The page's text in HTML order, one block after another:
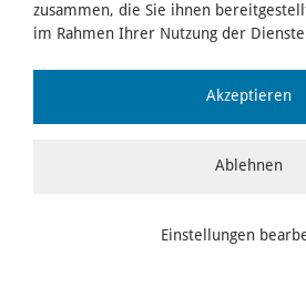
Gottesdienstes. In Form und Dauer
Menschen mit einer demenziellen
Gottesdienst haben, ganz gleich, ob
dementiellen Erkran-kung begleiten,
oder einfach gerne diesen
16:00 Uhr | St. Elisabethen-Klinikum
zusammen, die Sie ihnen
im Rahmen Ihrer Nutzung der
Akzeptieren
Ablehnen
Einstellungen